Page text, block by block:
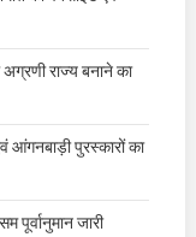
राज्य बनाने का
आंगनबाड़ी पुरस्कारों का
पूर्वानुमान जारी